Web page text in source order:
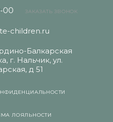
00 ЗАКАЗАТЬ ЗВОНОК
children.ru
Балкарская
г. Нальчик, ул.
д 51
ЛОЯЛЬНОСТИ